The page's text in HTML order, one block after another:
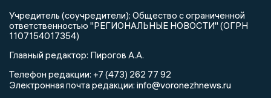
Учредитель (соучредители): Общество с ограниченной
ответственностью "РЕГИОНАЛЬНЫЕ НОВОСТИ" (ОГРН
1107154017354)
Главный редактор: Пирогов А.А.
Телефон редакции: +7 (473) 262 77 92
Электронная почта редакции: info@voronezhnews.ru